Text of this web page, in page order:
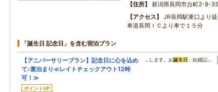
住所
新潟県長岡市台町2-8-35
アクセス
JR長岡駅東口より
車道長岡ＩＣより車で１５分
「誕生日 記念日」を含む宿泊プラン
【アニバーサリープラン】記念日に心を込め
て♪素泊まり≪レイトチェックアウト12時
可！≫
ポイントUP
…します。お誕生日 、結婚記…